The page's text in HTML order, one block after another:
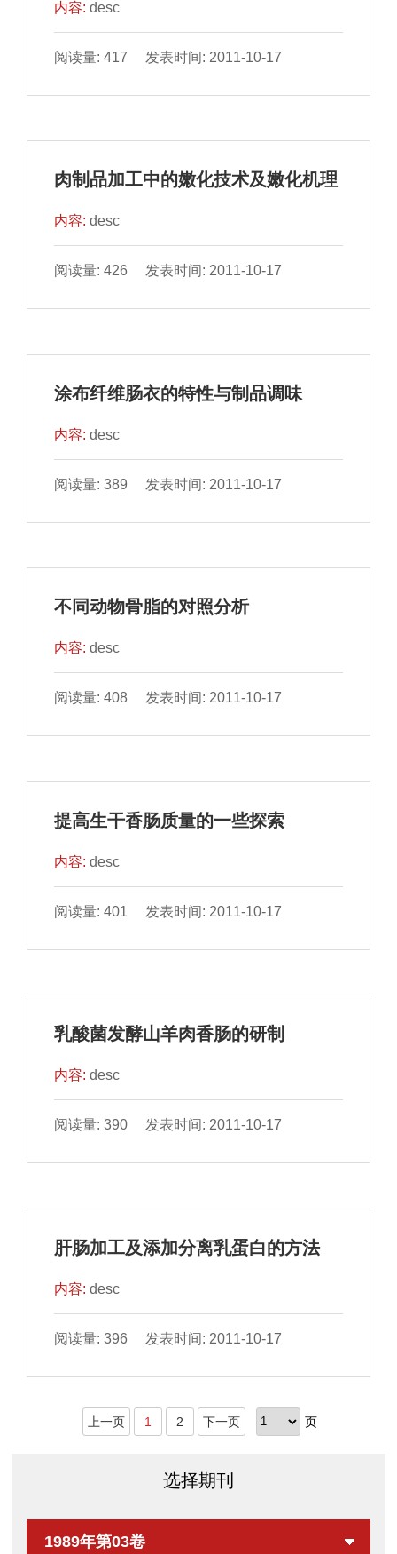
内容:desc
阅读量: 417 发表时间: 2011-10-17
肉制品加工中的嫩化技术及嫩化机理
内容:desc
阅读量: 426 发表时间: 2011-10-17
涂布纤维肠衣的特性与制品调味
内容:desc
阅读量: 389 发表时间: 2011-10-17
不同动物骨脂的对照分析
内容:desc
阅读量: 408 发表时间: 2011-10-17
提高生干香肠质量的一些探索
内容:desc
阅读量: 401 发表时间: 2011-10-17
乳酸菌发酵山羊肉香肠的研制
内容:desc
阅读量: 390 发表时间: 2011-10-17
肝肠加工及添加分离乳蛋白的方法
内容:desc
阅读量: 396 发表时间: 2011-10-17
上一页 1 2 下一页 页
选择期刊
1989年第03卷